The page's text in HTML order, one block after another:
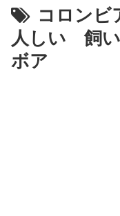
コロン
人しい 飼
ボア